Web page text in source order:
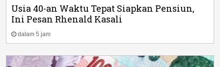
Usia 40-an Waktu Tepat Siapkan Pensiun,
Ini Pesan Rhenald Kasali
dalam 5 jam